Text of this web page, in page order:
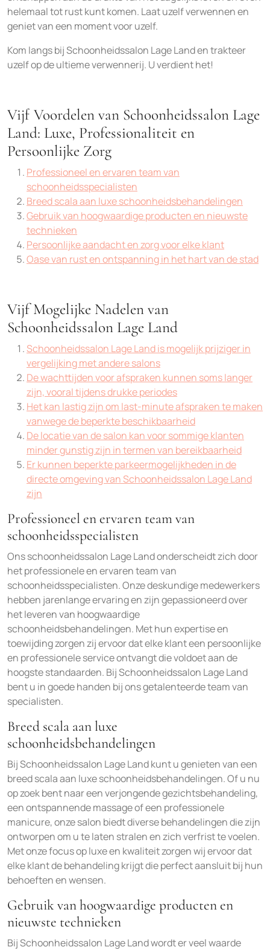
helemaal tot rust kunt komen. Laat uzelf verwennen en
geniet van een moment voor uzelf.
Kom langs bij Schoonheidssalon Lage Land en trakteer
uzelf op de ultieme verwennerij. U verdient het!
Vijf Voordelen van Schoonheidssalon Lage
Land: Luxe, Professionaliteit en
Persoonlijke Zorg
Professioneel en ervaren team van
schoonheidsspecialisten
Breed scala aan luxe schoonheidsbehandelingen
Gebruik van hoogwaardige producten en nieuwste
technieken
Persoonlijke aandacht en zorg voor elke klant
Oase van rust en ontspanning in het hart van de stad
Vijf Mogelijke Nadelen van
Schoonheidssalon Lage Land
Schoonheidssalon Lage Land is mogelijk prijziger in
vergelijking met andere salons
De wachttijden voor afspraken kunnen soms langer
zijn, vooral tijdens drukke periodes
Het kan lastig zijn om last-minute afspraken te maken
vanwege de beperkte beschikbaarheid
De locatie van de salon kan voor sommige klanten
minder gunstig zijn in termen van bereikbaarheid
Er kunnen beperkte parkeermogelijkheden in de
directe omgeving van Schoonheidssalon Lage Land
zijn
Professioneel en ervaren team van
schoonheidsspecialisten
Ons schoonheidssalon Lage Land onderscheidt zich door
het professionele en ervaren team van
schoonheidsspecialisten. Onze deskundige medewerkers
hebben jarenlange ervaring en zijn gepassioneerd over
het leveren van hoogwaardige
schoonheidsbehandelingen. Met hun expertise en
toewijding zorgen zij ervoor dat elke klant een persoonlijke
en professionele service ontvangt die voldoet aan de
hoogste standaarden. Bij Schoonheidssalon Lage Land
bent u in goede handen bij ons getalenteerde team van
specialisten.
Breed scala aan luxe
schoonheidsbehandelingen
Bij Schoonheidssalon Lage Land kunt u genieten van een
breed scala aan luxe schoonheidsbehandelingen. Of u nu
op zoek bent naar een verjongende gezichtsbehandeling,
een ontspannende massage of een professionele
manicure, onze salon biedt diverse behandelingen die zijn
ontworpen om u te laten stralen en zich verfrist te voelen.
Met onze focus op luxe en kwaliteit zorgen wij ervoor dat
elke klant de behandeling krijgt die perfect aansluit bij hun
behoeften en wensen.
Gebruik van hoogwaardige producten en
nieuwste technieken
Bij Schoonheidssalon Lage Land wordt er veel waarde